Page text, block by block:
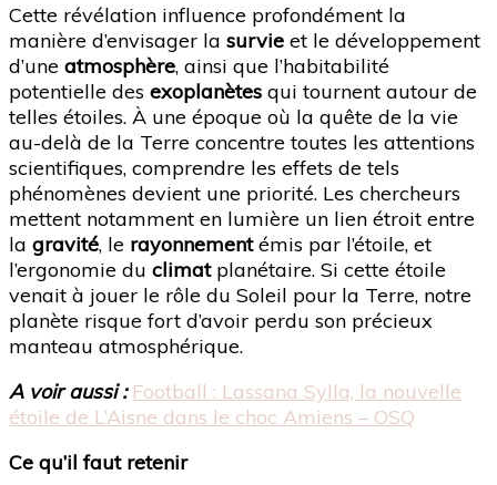
Cette révélation influence profondément la
manière d’envisager la survie et le développement
d’une atmosphère, ainsi que l’habitabilité
potentielle des exoplanètes qui tournent autour de
telles étoiles. À une époque où la quête de la vie
au-delà de la Terre concentre toutes les attentions
scientifiques, comprendre les effets de tels
phénomènes devient une priorité. Les chercheurs
mettent notamment en lumière un lien étroit entre
la gravité, le rayonnementémis par l’étoile, et
l’ergonomie du climatplanétaire. Si cette étoile
venait à jouer le rôle du Soleil pour la Terre, notre
planète risque fort d’avoir perdu son précieux
manteau atmosphérique.
A voir aussi : Football : Lassana Sylla, la nouvelle
étoile de L’Aisne dans le choc Amiens – OSQ
Ce qu’il faut retenir